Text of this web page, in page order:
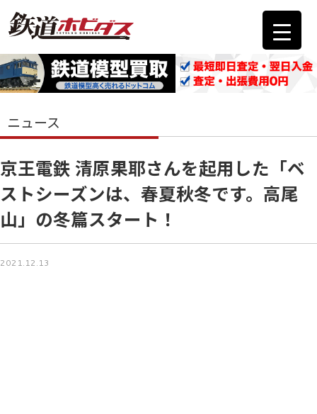
ニュース
京王電鉄 清原果耶さんを起用した「ベ
ストシーズンは、春夏秋冬です。高尾
山」の冬篇スタート！
2021.12.13